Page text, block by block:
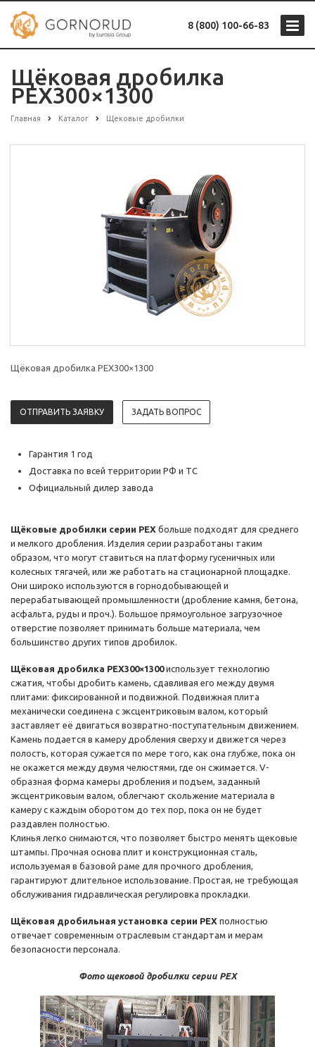
8 (800) 100-66-83
Щёковая дробилка
PEX300×1300
Главная Каталог Щековые дробилки
Щёковая дробилка PEX300×1300
ОТПРАВИТЬ ЗАЯВКУ ЗАДАТЬ ВОПРОС
Гарантия 1 год
Доставка по всей территории РФ и ТС
Официальный дилер завода
Щёковые дробилки серии PEX больше подходят для среднего
и мелкого дробления. Изделия серии разработаны таким
образом, что могут ставиться на платформу гусеничных или
колесных тягачей, или же работать на стационарной площадке.
Они широко используются в горнодобывающей и
перерабатывающей промышленности (дробление камня, бетона,
асфальта, руды и проч.). Большое прямоугольное загрузочное
отверстие позволяет принимать больше материала, чем
большинство других типов дробилок.
Щёковая дробилка PEX300×1300использует технологию
сжатия, чтобы дробить камень, сдавливая его между двумя
плитами: фиксированной и подвижной. Подвижная плита
механически соединена с эксцентриковым валом, который
заставляет её двигаться возвратно-поступательным движением.
Камень подается в камеру дробления сверху и движется через
полость, которая сужается по мере того, как она глубже, пока он
не окажется между двумя челюстями, где он сжимается. V-
образная форма камеры дробления и подъем, заданный
эксцентриковым валом, облегчают скольжение материала в
камеру с каждым оборотом до тех пор, пока он не будет
раздавлен полностью.
Клинья легко снимаются, что позволяет быстро менять щековые
штампы. Прочная основа плит и конструкционная сталь,
используемая в базовой раме для прочного дробления,
гарантируют длительное использование. Простая, не требующая
обслуживания гидравлическая регулировка прокладки.
Щёковая дробильная установка серии PEX полностью
отвечает современным отраслевым стандартам и мерам
безопасности персонала.
Фото щековой дробилки серии PEX